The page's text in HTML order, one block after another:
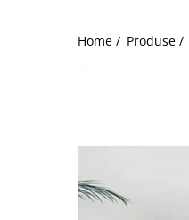
Home / Produse /